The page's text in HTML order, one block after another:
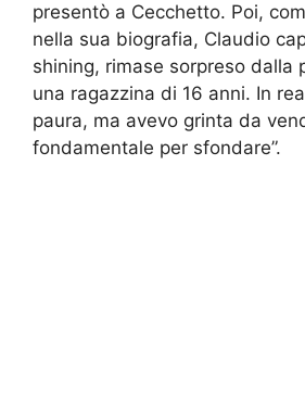
presentò a Cecchetto. Poi,
nella sua biografia, Claudio
shining, rimase sorpreso dalla
una ragazzina di 16 anni. In
paura, ma avevo grinta da
fondamentale per sfondare”.